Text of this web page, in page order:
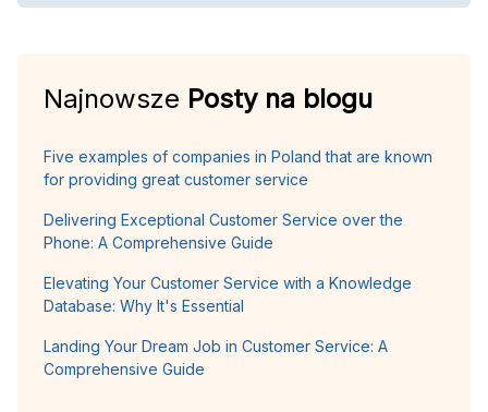
Najnowsze Posty na blogu
Five examples of companies in Poland that are known
for providing great customer service
Delivering Exceptional Customer Service over the
Phone: A Comprehensive Guide
Elevating Your Customer Service with a Knowledge
Database: Why It's Essential
Landing Your Dream Job in Customer Service: A
Comprehensive Guide